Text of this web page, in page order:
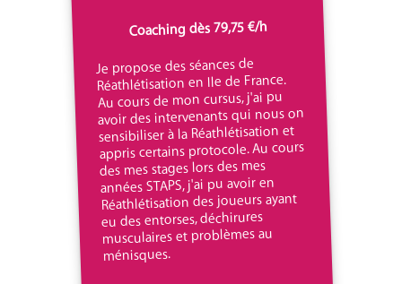
Coaching dès 79,75 €/h
Je propose des séances de
Réathlétisation en Ile de France.
Au cours de mon cursus, j'ai pu
avoir des intervenants qui nous on
sensibiliser à la Réathlétisation et
appris certains protocole. Au cours
des mes stages lors des mes
années STAPS, j'ai pu avoir en
Réathlétisation des joueurs ayant
eu des entorses, déchirures
musculaires et problèmes au
ménisques.